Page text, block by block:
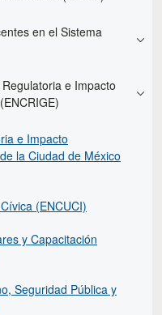
en el Sistema
e Impacto
e Impacto
la Ciudad de México
(ENCUCI)
y Capacitación
Seguridad Pública y